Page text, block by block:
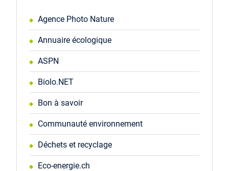
Agence Photo Nature
Annuaire écologique
ASPN
Biolo.NET
Bon à savoir
Communauté environnement
Déchets et recyclage
Eco-energie.ch